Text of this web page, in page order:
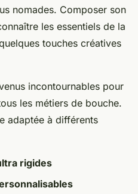
nomades. Composer son
les essentiels de la
touches créatives
incontournables pour
les métiers de bouche.
adaptée à différents
rigides